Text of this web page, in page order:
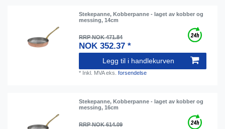
Stekepanne, Kobberpanne - laget av kobber og
messing, 14cm
RRP NOK 471.84
NOK 352.37 *
Legg til i handlekurven
* Inkl. MVAeks.forsendelse
Stekepanne, Kobberpanne - laget av kobber og
messing, 16cm
RRP NOK 614.09